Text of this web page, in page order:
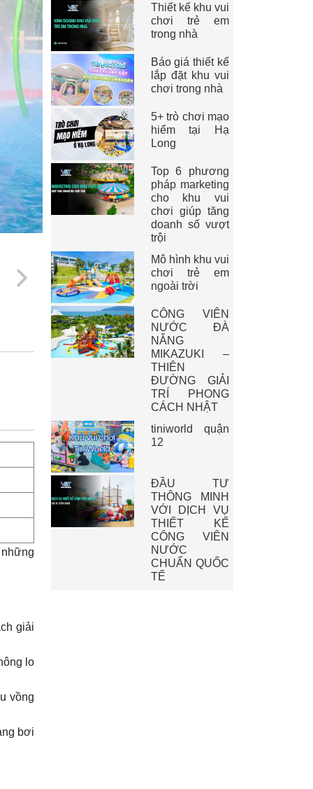
giải
lo
vồng
bơi
Thiết kế khu vui
chơi trẻ em
trong nhà
Báo giá thiết kế
lắp đặt khu vui
chơi trong nhà
5+ trò chơi mạo
hiểm tại Hạ
Long
Top 6 phương
pháp marketing
cho khu vui
chơi giúp tăng
doanh số vượt
trội
Mô hình khu vui
chơi trẻ em
ngoài trời
CÔNG VIÊN
NƯỚC ĐÀ
NẴNG
MIKAZUKI –
THIÊN
ĐƯỜNG GIẢI
TRÍ PHONG
CÁCH NHẬT
tiniworld quận
12
ĐẦU TƯ
THÔNG MINH
VỚI DỊCH VỤ
THIẾT KẾ
CÔNG VIÊN
NƯỚC
CHUẨN QUỐC
TẾ